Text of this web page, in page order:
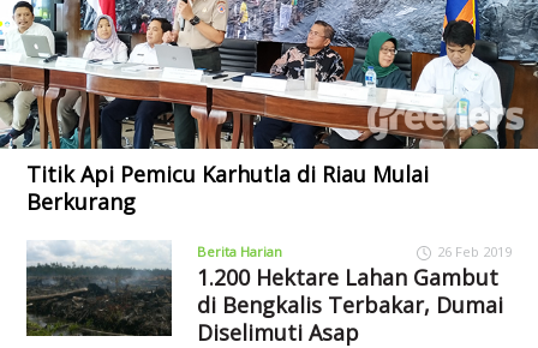
Titik Api Pemicu Karhutla di Riau Mulai
Berkurang
Berita Harian 26 Feb 2019
1.200 Hektare Lahan Gambut
di Bengkalis Terbakar, Dumai
Diselimuti Asap